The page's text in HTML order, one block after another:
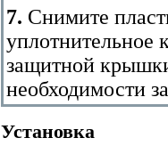
7. Снимите
уплотнительное
защитной
необходимости
Установка